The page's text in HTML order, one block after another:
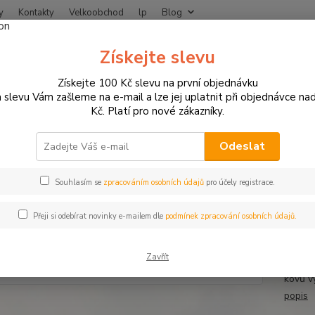
Kontakty Velkoobchod lp Blog
Hledat
ČIŠTĚNÍ, ÚDRŽBA, MOTOKOSMETIKA Čistící a leštící prostředky
na chromované díly
kovů
popis
Získejte slevu
Získejte 100 Kč slevu na první objednávku
slevu Vám zašleme na e-mail a lze jej uplatnit při objednávce
Kč. Platí pro nové zákazníky.
Odeslat
Souhlasím se zpracováním osobních údajů pro účely registrace.
Přeji si odebírat novinky e-mailem dle podmínek zpracování osobních údajů.
Zavřít